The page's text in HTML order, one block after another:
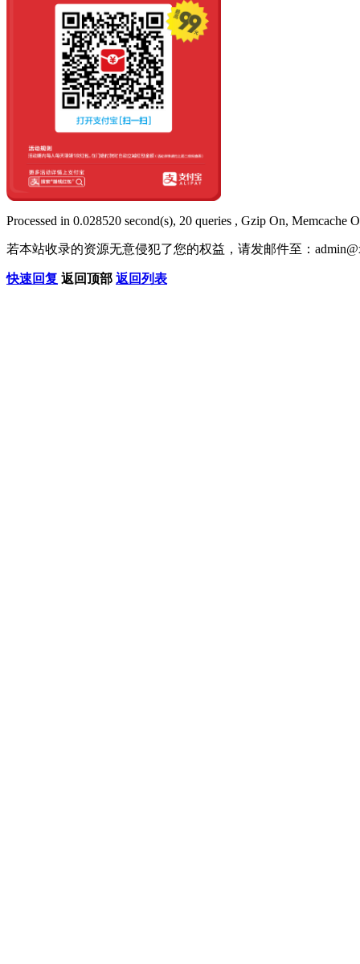
Processed in 0.028520 second(s), 20 queries , Gzip On, Memcache
若本站收录的资源无意侵犯了您的权益，请发邮件至：
快速回复 返回顶部 返回列表